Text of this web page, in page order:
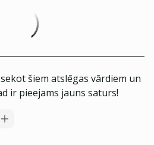
sekot šiem atslēgas vārdiem un
ir pieejams jauns saturs!